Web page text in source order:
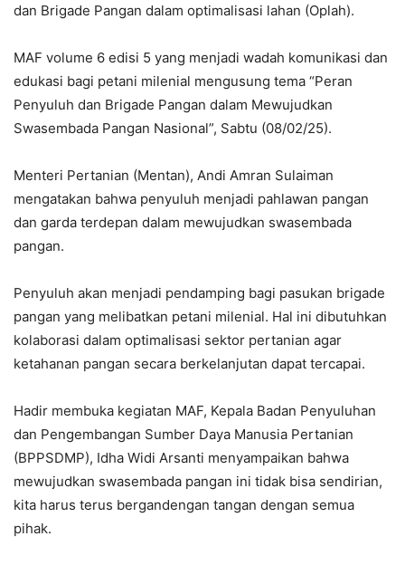
dan Brigade Pangan dalam optimalisasi lahan (Oplah).
MAF volume 6 edisi 5 yang menjadi wadah komunikasi dan
edukasi bagi petani milenial mengusung tema “Peran
Penyuluh dan Brigade Pangan dalam Mewujudkan
Swasembada Pangan Nasional”, Sabtu (08/02/25).
Menteri Pertanian (Mentan), Andi Amran Sulaiman
mengatakan bahwa penyuluh menjadi pahlawan pangan
dan garda terdepan dalam mewujudkan swasembada
pangan.
Penyuluh akan menjadi pendamping bagi pasukan brigade
pangan yang melibatkan petani milenial. Hal ini dibutuhkan
kolaborasi dalam optimalisasi sektor pertanian agar
ketahanan pangan secara berkelanjutan dapat tercapai.
Hadir membuka kegiatan MAF, Kepala Badan Penyuluhan
dan Pengembangan Sumber Daya Manusia Pertanian
(BPPSDMP), Idha Widi Arsanti menyampaikan bahwa
mewujudkan swasembada pangan ini tidak bisa sendirian,
kita harus terus bergandengan tangan dengan semua
pihak.